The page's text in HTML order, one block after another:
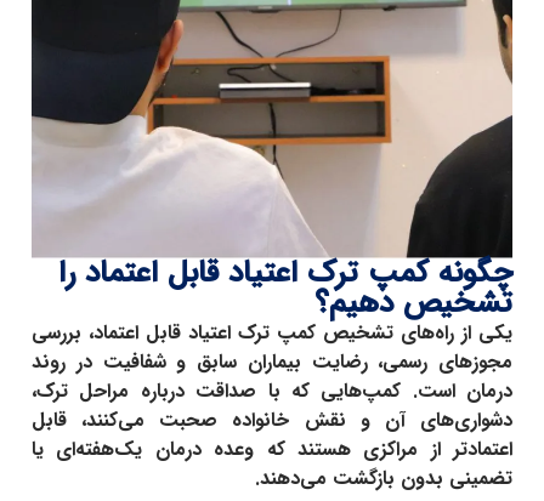
چگونه کمپ ترک اعتیاد قابل اعتماد را
تشخیص دهیم؟
یکی از راه‌های تشخیص کمپ ترک اعتیاد قابل اعتماد، بررسی
مجوزهای رسمی، رضایت بیماران سابق و شفافیت در روند
درمان است. کمپ‌هایی که با صداقت درباره مراحل ترک،
دشواری‌های آن و نقش خانواده صحبت می‌کنند، قابل
اعتمادتر از مراکزی هستند که وعده درمان یک‌هفته‌ای یا
تضمینی بدون بازگشت می‌دهند.